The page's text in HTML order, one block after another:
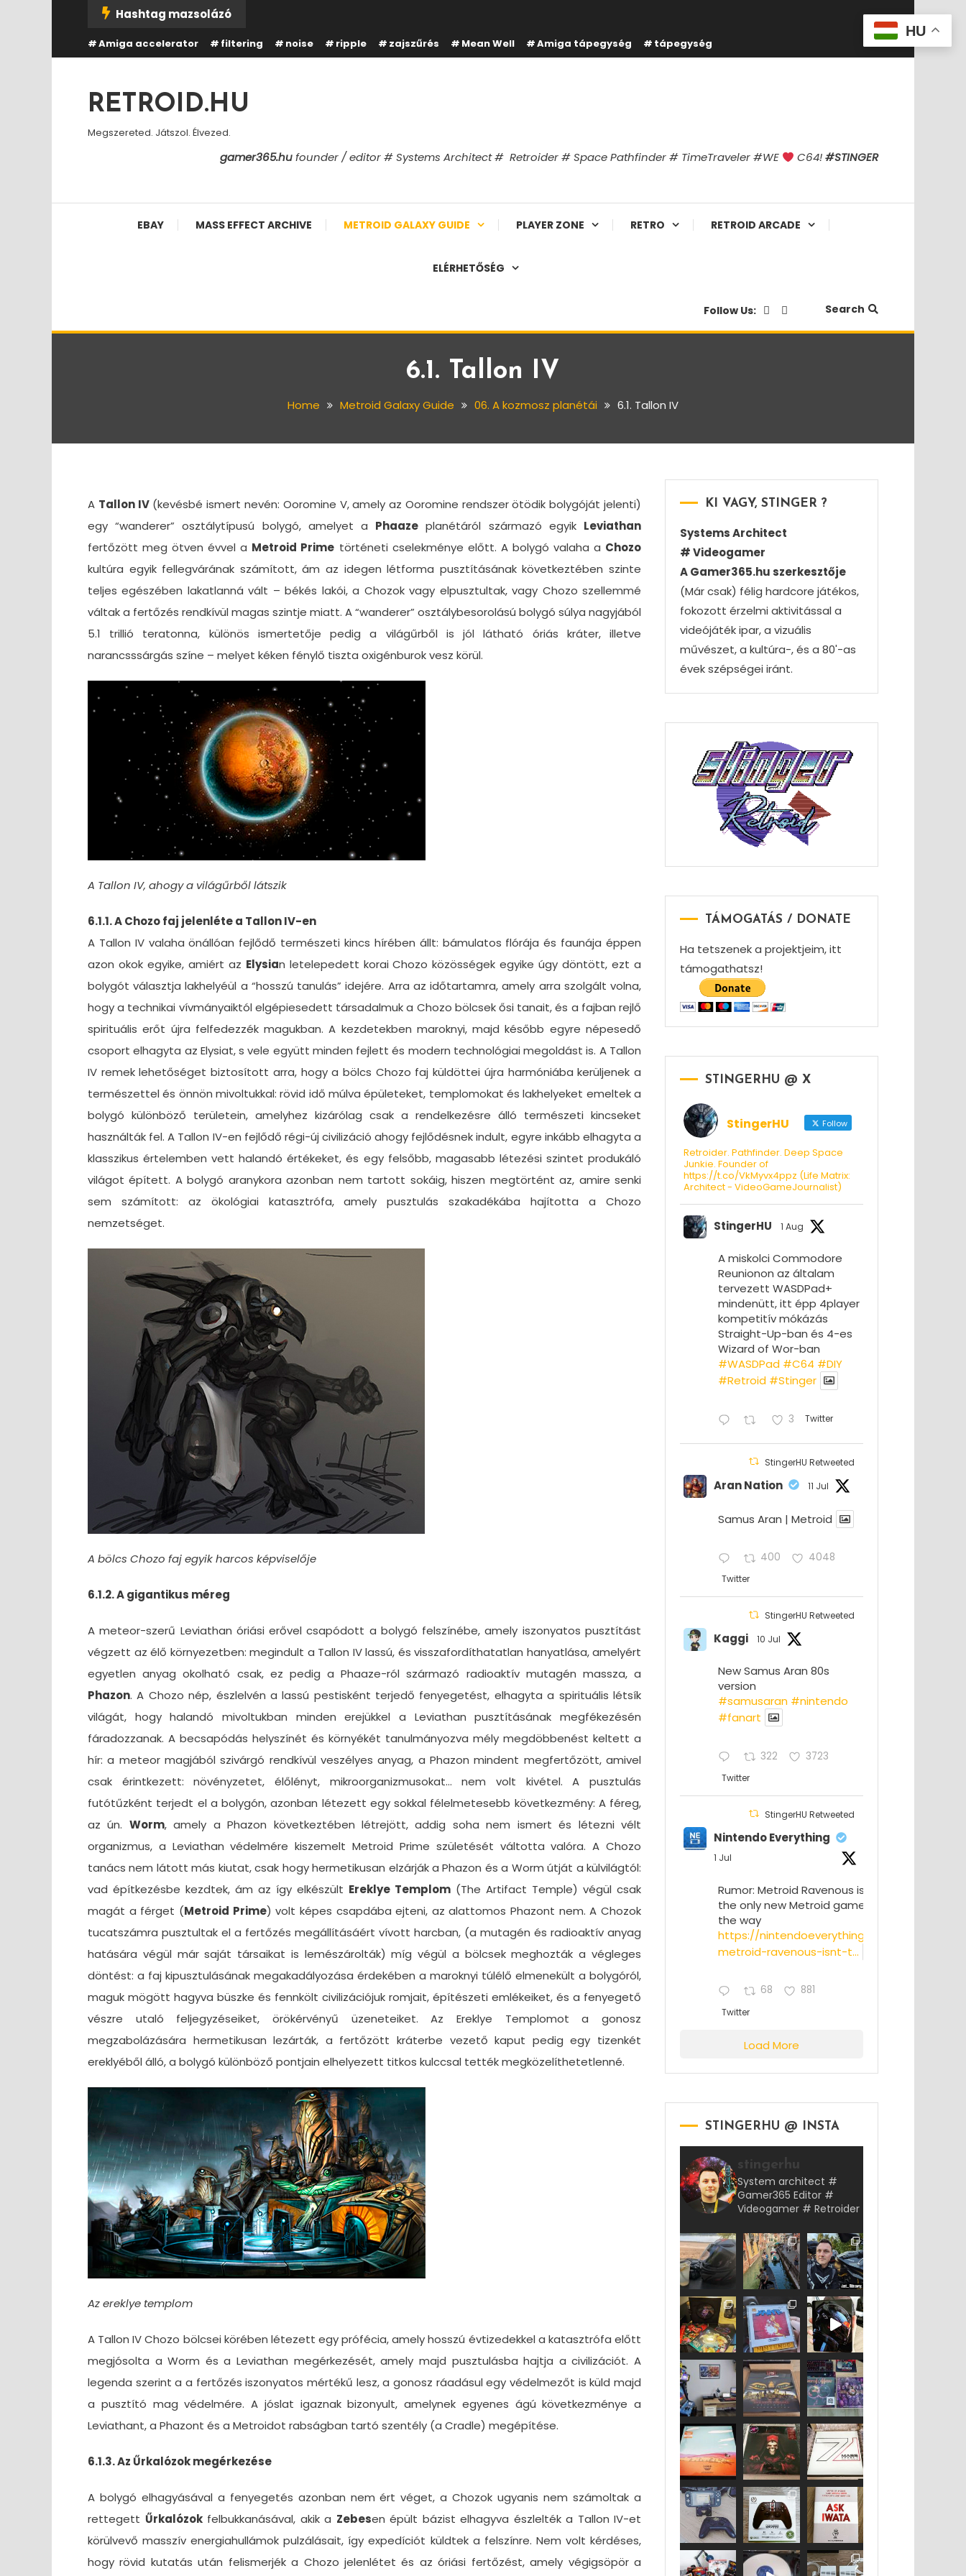
Content
Hashtag mazsolázó
Amiga accelerator filtering noise ripple zajszűrés Mean Well Amiga tápegység tápegység
RETROID.HU
Megszereted. Játszol. Élvezed.
gamer365.hufounder / editor # Systems Architect # Retroider # Space Pathfinder # TimeTraveler #WE C64!#STINGER
EBAY MASS EFFECT ARCHIVE METROID GALAXY GUIDE PLAYER ZONE RETRO RETROID ARCADE
ELÉRHETŐSÉG
Follow Us: Search
6.1. Tallon IV
Home Metroid Galaxy Guide 06. A kozmosz planétái 6.1. Tallon IV
A Tallon IV(kevésbé ismert nevén: Ooromine V, amely az Ooromine rendszer ötödik bolygóját jelenti)
egy “wanderer” osztálytípusú bolygó, amelyet a Phaaze planétáról származó egyik Leviathan
fertőzött meg ötven évvel a Metroid Prime történeti cselekménye előtt. A bolygó valaha a Chozo
kultúra egyik fellegvárának számított, ám az idegen létforma pusztításának következtében szinte
teljes egészében lakatlanná vált – békés lakói, a Chozok vagy elpusztultak, vagy Chozo szellemmé
váltak a fertőzés rendkívül magas szintje miatt. A “wanderer” osztálybesorolású bolygó súlya nagyjából
5.1 trillió teratonna, különös ismertetője pedig a világűrből is jól látható óriás kráter, illetve
narancsssárgás színe – melyet kéken fénylő tiszta oxigénburok vesz körül.
A Tallon IV, ahogy a világűrből látszik
6.1.1. A Chozo faj jelenléte a Tallon IV-en
A Tallon IV valaha önállóan fejlődő természeti kincs hírében állt: bámulatos flórája és faunája éppen
azon okok egyike, amiért az Elysian letelepedett korai Chozo közösségek egyike úgy döntött, ezt a
bolygót választja lakhelyéül a “hosszú tanulás” idejére. Arra az időtartamra, amely arra szolgált volna,
hogy a technikai vívmányaiktól elgépiesedett társadalmuk a Chozo bölcsek ősi tanait, és a fajban rejlő
spirituális erőt újra felfedezzék magukban. A kezdetekben maroknyi, majd később egyre népesedő
csoport elhagyta az Elysiat, s vele együtt minden fejlett és modern technológiai megoldást is. A Tallon
IV remek lehetőséget biztosított arra, hogy a bölcs Chozo faj küldöttei újra harmóniába kerüljenek a
természettel és önnön mivoltukkal: rövid idő múlva épületeket, templomokat és lakhelyeket emeltek a
bolygó különböző területein, amelyhez kizárólag csak a rendelkezésre álló természeti kincseket
használták fel. A Tallon IV-en fejlődő régi-új civilizáció ahogy fejlődésnek indult, egyre inkább elhagyta a
klasszikus értelemben vett halandó értékeket, és egy felsőbb, magasabb létezési szintet produkáló
világot épített. A bolygó aranykora azonban nem tartott sokáig, hiszen megtörtént az, amire senki
sem számított: az ökológiai katasztrófa, amely pusztulás szakadékába hajította a Chozo
nemzetséget.
A bölcs Chozo faj egyik harcos képviselője
6.1.2. A gigantikus méreg
A meteor-szerű Leviathan óriási erővel csapódott a bolygó felszínébe, amely iszonyatos pusztítást
végzett az élő környezetben: megindult a Tallon IV lassú, és visszafordíthatatlan hanyatlása, amelyért
egyetlen anyag okolható csak, ez pedig a Phaaze-ról származó radioaktív mutagén massza, a
Phazon. A Chozo nép, észlelvén a lassú pestisként terjedő fenyegetést, elhagyta a spirituális létsík
világát, hogy halandó mivoltukban minden erejükkel a Leviathan pusztításának megfékezésén
fáradozzanak. A becsapódás helyszínét és környékét tanulmányozva mély megdöbbenést keltett a
hír: a meteor magjából szivárgó rendkívül veszélyes anyag, a Phazon mindent megfertőzött, amivel
csak érintkezett: növényzetet, élőlényt, mikroorganizmusokat… nem volt kivétel. A pusztulás
futótűzként terjedt el a bolygón, azonban létezett egy sokkal félelmetesebb következmény: A féreg,
az ún. Worm, amely a Phazon következtében létrejött, addig soha nem ismert és létezni vélt
organizmus, a Leviathan védelmére kiszemelt Metroid Prime születését váltotta valóra. A Chozo
tanács nem látott más kiutat, csak hogy hermetikusan elzárják a Phazon és a Worm útját a külvilágtól:
vad építkezésbe kezdtek, ám az így elkészült Ereklye Templom (The Artifact Temple) végül csak
magát a férget (Metroid Prime) volt képes csapdába ejteni, az alattomos Phazont nem. A Chozok
tucatszámra pusztultak el a fertőzés megállításáért vívott harcban, (a mutagén és radioaktív anyag
hatására végül már saját társaikat is lemészárolták) míg végül a bölcsek meghozták a végleges
döntést: a faj kipusztulásának megakadályozása érdekében a maroknyi túlélő elmenekült a bolygóról,
maguk mögött hagyva büszke és fennkölt civilizációjuk romjait, építészeti emlékeiket, és a fenyegető
vészre utaló feljegyzéseiket, örökérvényű üzeneteiket. Az Ereklye Templomot a gonosz
megzabolázására hermetikusan lezárták, a fertőzött kráterbe vezető kaput pedig egy tizenkét
ereklyéből álló, a bolygó különböző pontjain elhelyezett titkos kulccsal tették megközelíthetetlenné.
Az ereklye templom
A Tallon IV Chozo bölcsei körében létezett egy prófécia, amely hosszú évtizedekkel a katasztrófa előtt
megjósolta a Worm és a Leviathan megérkezését, amely majd pusztulásba hajtja a civilizációt. A
legenda szerint a a fertőzés iszonyatos mértékű lesz, a gonosz ráadásul egy védelmezőt is küld majd
a pusztító mag védelmére. A jóslat igaznak bizonyult, amelynek egyenes ágú következménye a
Leviathant, a Phazont és a Metroidot rabságban tartó szentély (a Cradle) megépítése.
6.1.3. Az Űrkalózok megérkezése
A bolygó elhagyásával a fenyegetés azonban nem ért véget, a Chozok ugyanis nem számoltak a
rettegett Űrkalózokfelbukkanásával, akik a Zebesen épült bázist elhagyva észlelték a Tallon IV-et
körülvevő masszív energiahullámok pulzálásait, így expedíciót küldtek a felszínre. Nem volt kérdéses,
hogy rövid kutatás után felismerjék a Chozo jelenlétet és az óriási fertőzést, amely végigsöpör a
KI VAGY, STINGER ?
Systems Architect
# Videogamer
A Gamer365.hu szerkesztője
(Már csak) félig hardcore játékos,
fokozott érzelmi aktivitással a
videójáték ipar, a vizuális
művészet, a kultúra-, és a 80'-as
évek szépségei iránt.
TÁMOGATÁS / DONATE
Ha tetszenek a projektjeim, itt
támogathatsz!
STINGERHU @ X
StingerHU Follow
Retroider. Pathfinder. Deep Space
Junkie. Founder of
https://t.co/VkMyvx4ppz (Life Matrix:
Architect - VideoGameJournalist)
StingerHU 1 Aug
A miskolci Commodore
Reunionon az általam
tervezett WASDPad+
mindenütt, itt épp 4player
kompetitív mókázás
Straight-Up-ban és 4-es
Wizard of Wor-ban
#WASDPad #C64 #DIY
#Retroid #Stinger
3 Twitter
StingerHU Retweeted
Aran Nation 11 Jul
Samus Aran | Metroid
400 4048
Twitter
StingerHU Retweeted
Kaggi 10 Jul
New Samus Aran 80s
version
#samusaran #nintendo
#fanartㅤㅤㅤㅤ
322 3723
Twitter
StingerHU Retweeted
Nintendo Everything
1 Jul
Rumor: Metroid Ravenous isn’t
the only new Metroid game on
the way
https://nintendoeverything.com/rumor-
metroid-ravenous-isnt-t...
68 881
Twitter
Load More
STINGERHU @ INSTA
stingerhu
System architect #
Gamer365 Editor #
Videogamer # Retroider
HU